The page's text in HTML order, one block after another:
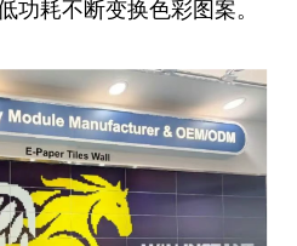
功耗不断变换色彩图案。